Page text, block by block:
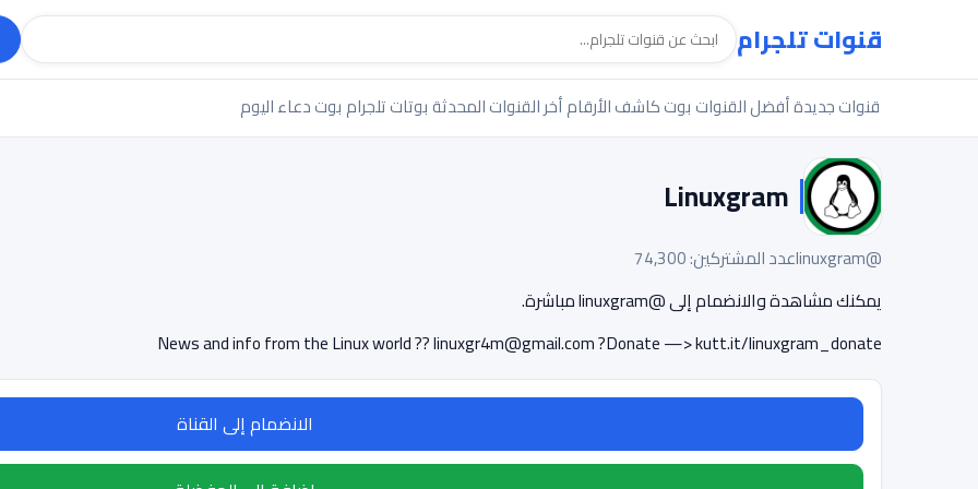
قنوات تلجرام
قنوات جديدةأفضل القنواتبوت كاشف الأرقامأخر القنوات المحدثةبوتات تلجرام بوت دعاء اليوم
Linuxgram
@linuxgram
عدد المشتركين: 74,300
يمكنك مشاهدة والانضمام إلى @linuxgram مباشرة.
News and info from the Linux world ??linuxgr4m@gmail.com?Donate —> kutt.it/linuxgram_donate
الانضمام إلى القناة